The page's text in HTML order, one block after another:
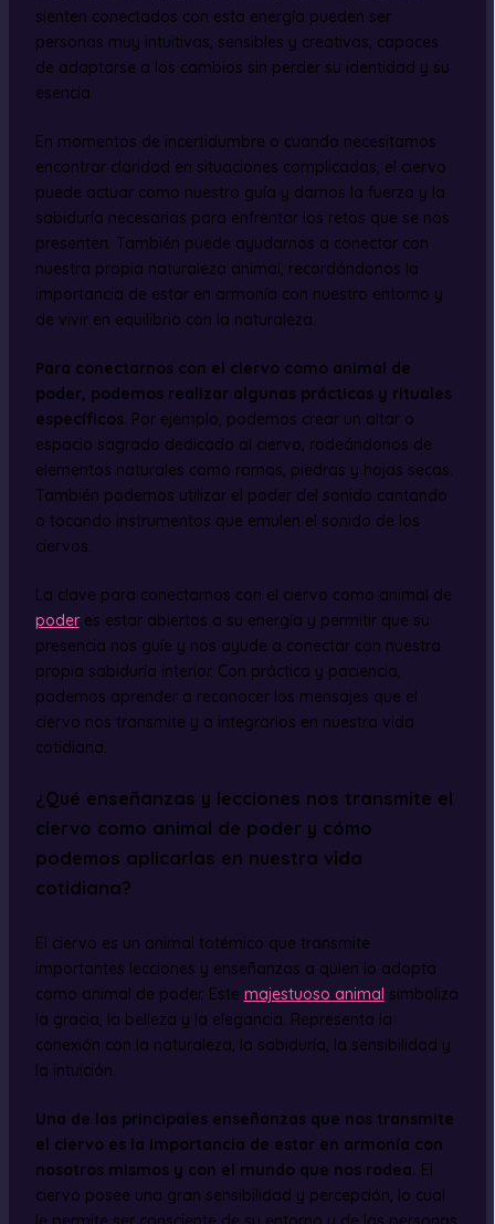
sienten conectados con esta energía pueden ser
personas muy intuitivas, sensibles y creativas, capaces
de adaptarse a los cambios sin perder su identidad y su
esencia.
En momentos de incertidumbre o cuando necesitamos
encontrar claridad en situaciones complicadas, el ciervo
puede actuar como nuestro guía y darnos la fuerza y la
sabiduría necesarias para enfrentar los retos que se nos
presenten. También puede ayudarnos a conectar con
nuestra propia naturaleza animal, recordándonos la
importancia de estar en armonía con nuestro entorno y
de vivir en equilibrio con la naturaleza.
Para conectarnos con el ciervo como animal de
poder, podemos realizar algunas prácticas y rituales
específicos. Por ejemplo, podemos crear un altar o
espacio sagrado dedicado al ciervo, rodeándonos de
elementos naturales como ramas, piedras y hojas secas.
También podemos utilizar el poder del sonido cantando
o tocando instrumentos que emulen el sonido de los
ciervos.
La clave para conectarnos con el ciervo como animal de
poderes estar abiertos a su energía y permitir que su
presencia nos guíe y nos ayude a conectar con nuestra
propia sabiduría interior. Con práctica y paciencia,
podemos aprender a reconocer los mensajes que el
ciervo nos transmite y a integrarlos en nuestra vida
cotidiana.
¿Qué enseñanzas y lecciones nos transmite el
ciervo como animal de poder y cómo
podemos aplicarlas en nuestra vida
cotidiana?
El ciervo es un animal totémico que transmite
importantes lecciones y enseñanzas a quien lo adopta
como animal de poder. Este majestuoso animal simboliza
la gracia, la belleza y la elegancia. Representa la
conexión con la naturaleza, la sabiduría, la sensibilidad y
la intuición.
Una de las principales enseñanzas que nos transmite
el ciervo es la importancia de estar en armonía con
nosotros mismos y con el mundo que nos rodea. El
ciervo posee una gran sensibilidad y percepción, lo cual